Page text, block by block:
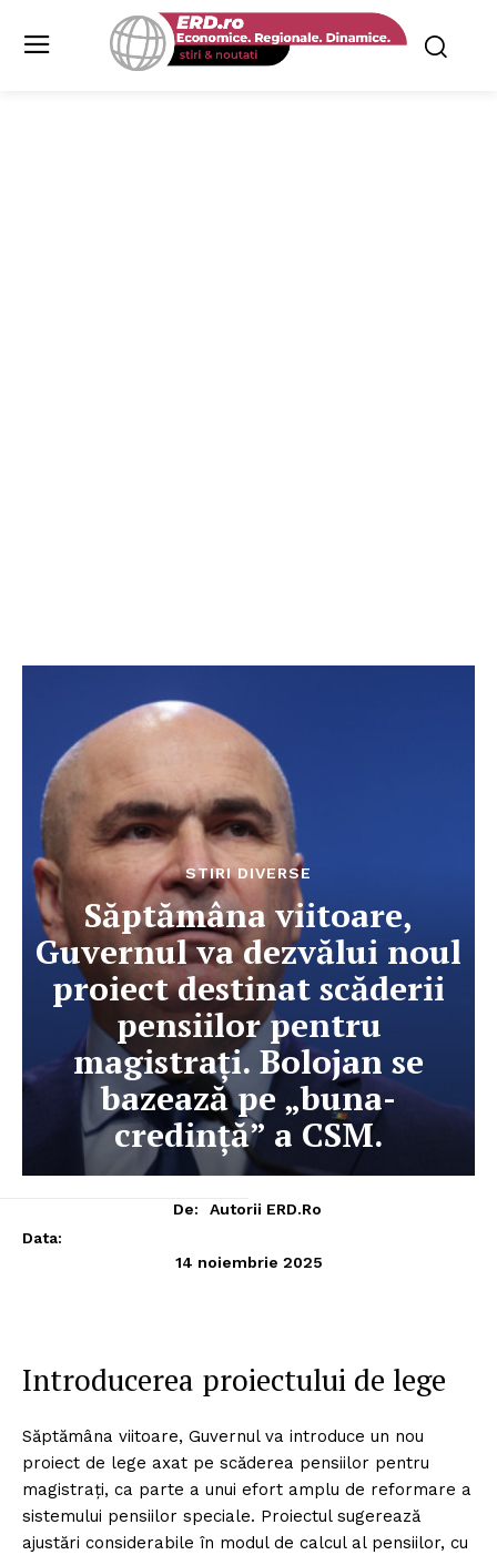
STIRI DIVERSE
Săptămâna viitoare,
Guvernul va dezvălui noul
proiect destinat scăderii
pensiilor pentru
magistrați. Bolojan se
bazează pe „buna-
credință” a CSM.
De:
Autorii ERD.ro
Data:
14 noiembrie 2025
Introducerea proiectului de lege
Săptămâna viitoare, Guvernul va introduce un nou
proiect de lege axat pe scăderea pensiilor pentru
magistrați, ca parte a unui efort amplu de reformare a
sistemului pensiilor speciale. Proiectul sugerează
ajustări considerabile în modul de calcul al pensiilor, cu